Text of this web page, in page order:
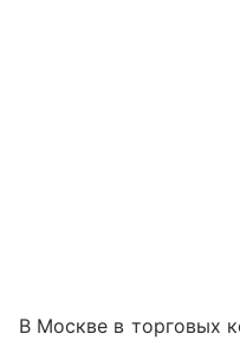
В Москве в торговых